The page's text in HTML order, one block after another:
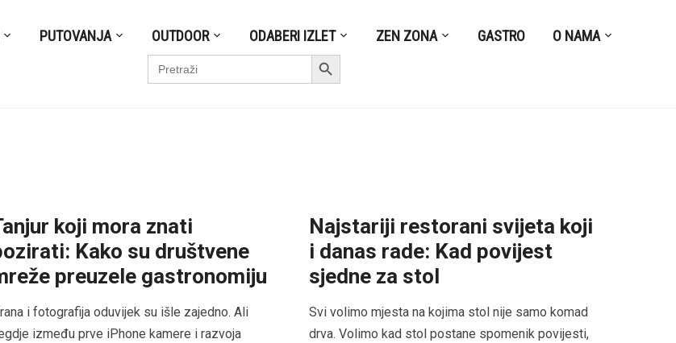
PUTOVANJA OUTDOOR ODABERI IZLET ZEN ZONA GASTRO O NAMA
Search
for:
Search Button
koji mora znati
Kako su društvene
preuzele gastronomiju
i fotografija oduvijek su išle zajedno. Ali
između prve iPhone kamere i razvoja
Najstariji restorani svijeta koji
i danas rade: Kad povijest
sjedne za stol
Svi volimo mjesta na kojima stol nije samo komad
drva. Volimo kad stol postane spomenik povijesti,